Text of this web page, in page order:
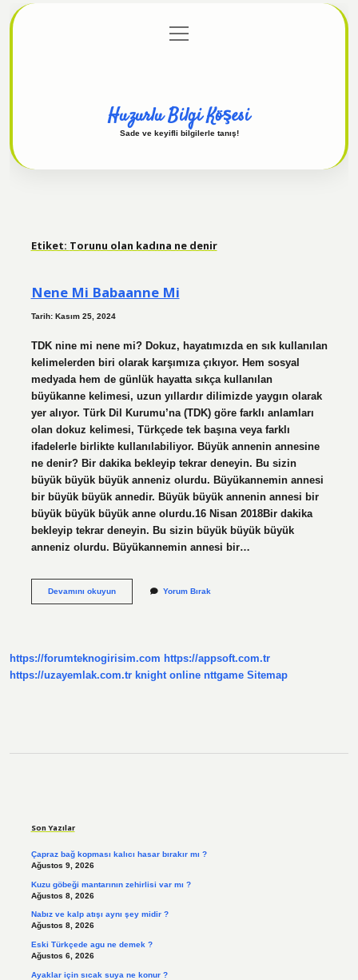
Gizlilik Politikası
menüyü
aç
Huzurlu Bilgi Köşesi
Sade ve keyifli bilgilerle tanış!
Etiket: Torunu olan kadına ne denir
Nene Mi Babaanne Mi
Tarih: Kasım 25, 2024
TDK nine mi nene mi? Dokuz, hayatımızda en sık kullanılan
kelimelerden biri olarak karşımıza çıkıyor. Hem sosyal
medyada hem de günlük hayatta sıkça kullanılan
büyükanne kelimesi, uzun yıllardır dilimizde yaygın olarak
yer alıyor. Türk Dil Kurumu’na (TDK) göre farklı anlamları
olan dokuz kelimesi, Türkçede tek başına veya farklı
ifadelerle birlikte kullanılabiliyor. Büyük annenin annesine
ne denir? Bir dakika bekleyip tekrar deneyin. Bu sizin
büyük büyük büyük anneniz olurdu. Büyükannemin annesi
bir büyük büyük annedir. Büyük büyük annenin annesi bir
büyük büyük büyük anne olurdu.16 Nisan 2018Bir dakika
bekleyip tekrar deneyin. Bu sizin büyük büyük büyük
anneniz olurdu. Büyükannemin annesi bir…
Devamını okuyunNene
Yorum Bırak
https://forumteknogirisim.com https://appsoft.com.tr
https://uzayemlak.com.tr knight online nttgame Sitemap
Son Yazılar
Çapraz bağ kopması kalıcı hasar bırakır mı ?
Ağustos 9, 2026
Kuzu göbeği mantarının zehirlisi var mı ?
Ağustos 8, 2026
Nabız ve kalp atışı aynı şey midir ?
Ağustos 8, 2026
Eski Türkçede agu ne demek ?
Ağustos 6, 2026
Ayaklar için sıcak suya ne konur ?